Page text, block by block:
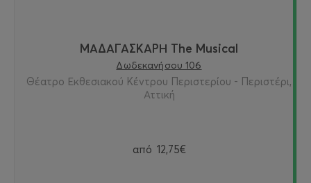
ΜΑΔΑΓΑΣΚΑΡΗ The Musical
Δωδεκανήσου 106
Θέατρο Εκθεσιακού Κέντρου Περιστερίου - Περιστέρι,
Αττική
από 12,75€